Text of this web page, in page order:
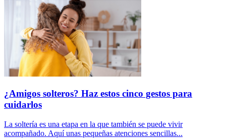
¿Amigos solteros? Haz estos cinco gestos para
cuidarlos
La soltería es una etapa en la que también se puede vivir
acompañado. Aquí unas pequeñas atenciones sencillas...